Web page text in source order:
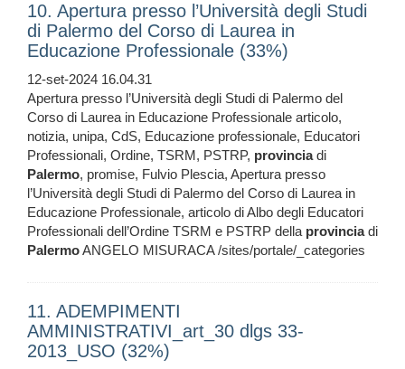
10. Apertura presso l’Università degli Studi
di Palermo del Corso di Laurea in
Educazione Professionale (33%)
12-set-2024 16.04.31
Apertura presso l’Università degli Studi di Palermo del
Corso di Laurea in Educazione Professionale articolo,
notizia, unipa, CdS, Educazione professionale, Educatori
Professionali, Ordine, TSRM, PSTRP, provinciadi
Palermo, promise, Fulvio Plescia, Apertura presso
l’Università degli Studi di Palermo del Corso di Laurea in
Educazione Professionale, articolo di Albo degli Educatori
Professionali dell’Ordine TSRM e PSTRP della provinciadi
PalermoANGELO MISURACA /sites/portale/_categories
11. ADEMPIMENTI
AMMINISTRATIVI_art_30 dlgs 33-
2013_USO (32%)